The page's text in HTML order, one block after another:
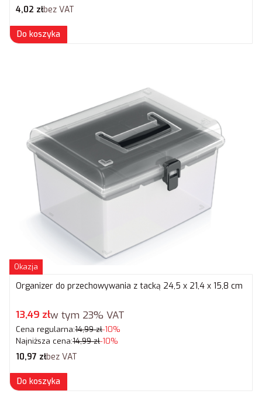
Cena netto
4,02 złbez VAT
Do koszyka
Okazja
Organizer do przechowywania z tacką 24,5 x 21,4 x 15,8 cm
Cena promocyjna brutto
13,49 złw tym 23% VAT
Cena regularna:14,99 zł-10%
Najniższa cena:14,99 zł-10%
Cena netto
10,97 złbez VAT
Do koszyka